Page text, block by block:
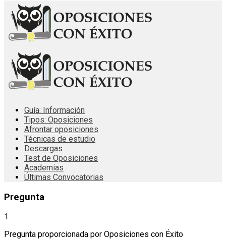
Guía: Información
Tipos: Oposiciones
Afrontar oposiciones
Técnicas de estudio
Descargas
Test de Oposiciones
Academias
Últimas Convocatorias
Pregunta
1
Pregunta proporcionada por Oposiciones con Éxito